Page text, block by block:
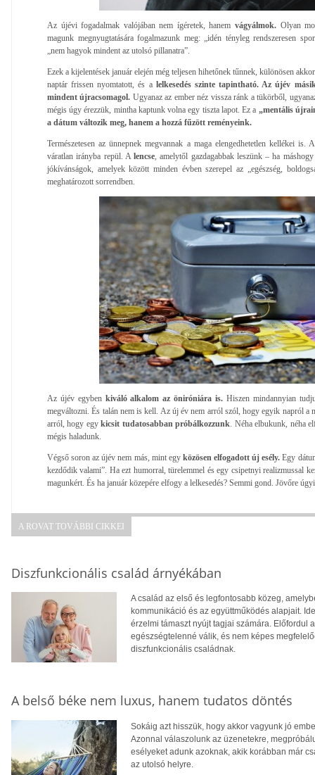
Az újévi fogadalmak valójában nem ígéretek, hanem vágyálmok. Olyan
magunk megnyugtatására fogalmazunk meg: „idén tényleg rendszeresen
„nem hagyok mindent az utolsó pillanatra”.
Ezek a kijelentések január elején még teljesen hihetőnek tűnnek, különösen
naptár frissen nyomtatott, és a lelkesedés szinte tapintható. Az újév
mindent újracsomagol. Ugyanaz az ember néz vissza ránk a tükörből,
mégis úgy érezzük, mintha kaptunk volna egy tiszta lapot. Ez a „mentális
a dátum változik meg, hanem a hozzá fűzött reményeink.
Természetesen az ünnepnek megvannak a maga elengedhetetlen kellékei is.
váratlan irányba repül. Alencse , amelytől gazdagabbak leszünk – ha
jókívánságok, amelyek között minden évben szerepel az „egészség,
meghatározott sorrendben.
Az újév egyben kiváló alkalom az öniróniára is. Hiszen mindannyian
megváltozni. És talán nem is kell. Az új év nem arról szól, hogy egyik napról a
arról, hogy egykicsit tudatosabban próbálkozzunk . Néha elbukunk, néha
mégis haladunk.
Végső soron az újév nem más, mint egy közösen elfogadott új esély.Egy
kezdődik valami”. Ha ezt humorral, türelemmel és egy csipetnyi realizmussal
magunkért. És ha január közepére elfogy a lelkesedés? Semmi gond. Jövőre
A ROVAT TOVÁBBI CIKKEI
Diszfunkcionális család árnyékában
A család az első és legfontosabb közeg,
kommunikáció és az együttműködés alapjait.
érzelmi támaszt nyújt tagjai számára. Előfordul
egészségtelenné válik, és nem képes
diszfunkcionális családnak.
A belső béke nem luxus, hanem tudatos döntés
Sokáig azt hisszük, hogy akkor vagyunk jó
Azonnal válaszolunk az üzenetekre,
esélyeket adunk azoknak, akik korábban már
az utolsó helyre.